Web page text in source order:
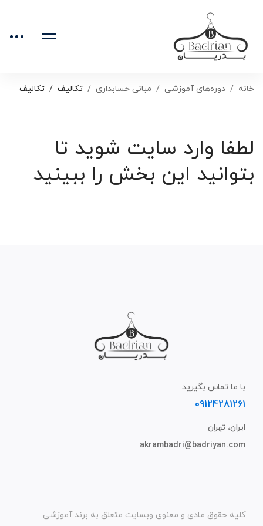
خانه دوره‌های آموزشی مبانی حسابداری تکالیف تکالیف
لطفا وارد سایت شوید تا
بتوانید این بخش را ببینید
با ما تماس بگیرید
09124281261
ایران، تهران
akrambadri@badriyan.com
کلیه حقوق مادی و معنوی وبسایت متعلق به برند آموزشی